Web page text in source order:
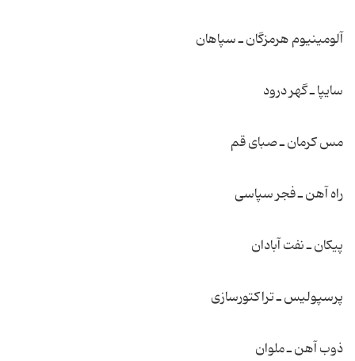
آلومینیوم هرمزگان ـ سپاهان
سایپا ـ گهر درود
مس كرمان ـ صبای قم
راه آهن ـ فجر سپاسی
پیكان ـ نفت آبادان
پرسپولیس ـ تراكتورسازی
ذوب آهن ـ ملوان